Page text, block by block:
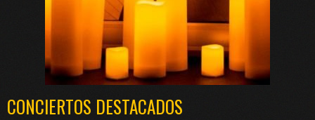
CONCIERTOS DESTACADOS